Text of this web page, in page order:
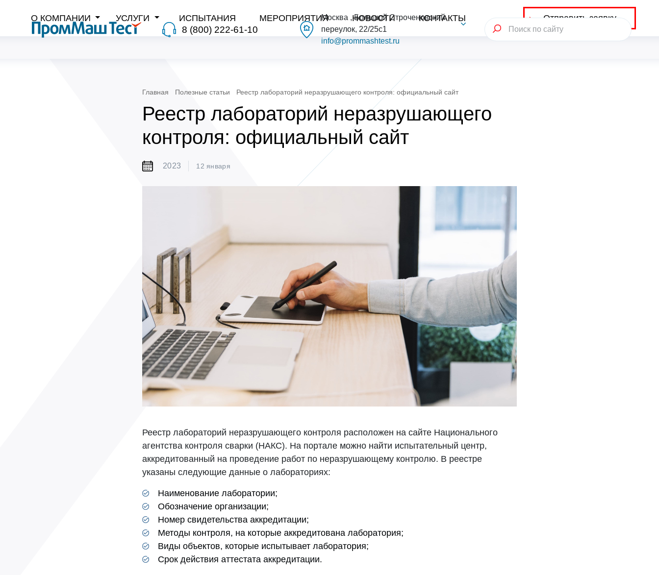
8 (800) 222-61-10
Москва , Большой Строченовский
переулок, 22/25с1
info@prommashtest.ru
О КОМПАНИИ УСЛУГИ ИСПЫТАНИЯ МЕРОПРИЯТИЯ НОВОСТИ КОНТАКТЫ Отправить заявку
Главная Полезные статьи Реестр лабораторий неразрушающего контроля: официальный сайт
Реестр лабораторий неразрушающего
контроля: официальный сайт
2023 12 января
Реестр лабораторий неразрушающего контроля расположен на сайте Национального
агентства контроля сварки (НАКС). На портале можно найти испытательный центр,
аккредитованный на проведение работ по неразрушающему контролю. В реестре
указаны следующие данные о лабораториях:
Наименование лаборатории;
Обозначение организации;
Номер свидетельства аккредитации;
Методы контроля, на которые аккредитована лаборатория;
Виды объектов, которые испытывает лаборатория;
Срок действия аттестата аккредитации.